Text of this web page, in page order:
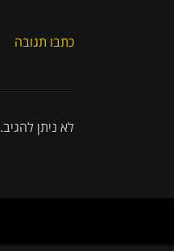
כתבו תגובה
לא ניתן להגיב.